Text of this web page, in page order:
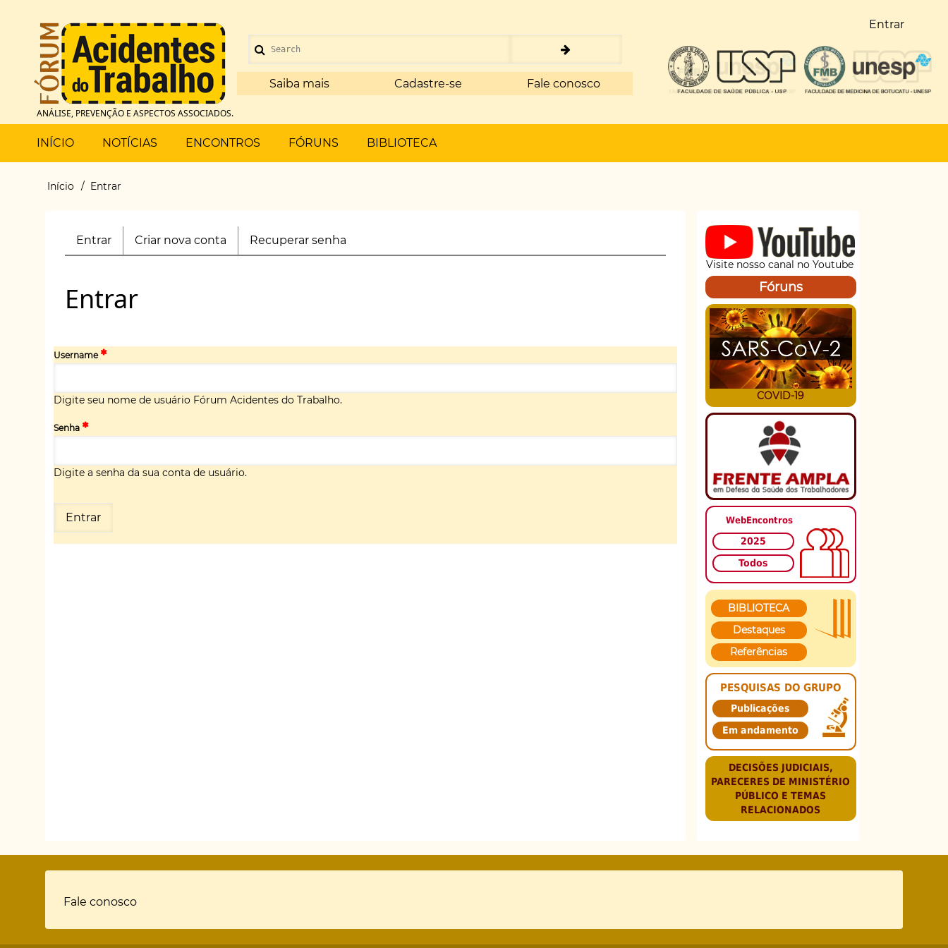
conteúdo
principal
ANÁLISE, PREVENÇÃO E ASPECTOS ASSOCIADOS.
Menu
de
conta
de
usuário
Entrar
Saiba mais Cadastre-se Fale conosco
Main
menu
INÍCIO NOTÍCIAS ENCONTROS FÓRUNS BIBLIOTECA
Trilha
navegação
Início Entrar
Primary
Entrar (aba
ativa)
Criar nova conta Recuperar senha
Entrar
Username
Digite seu nome de usuário Fórum Acidentes do Trabalho.
Senha
Digite a senha da sua conta de usuário.
Visite nosso canal no Youtube
Fóruns
COVID-19
WebEncontros
2025
Todos
BIBLIOTECA
Destaques
Referências
PESQUISAS DO GRUPO
Publicações
Em andamento
DECISÕES JUDICIAIS,
PARECERES DE MINISTÉRIO
PÚBLICO E TEMAS
RELACIONADOS
Rodapé
Fale conosco